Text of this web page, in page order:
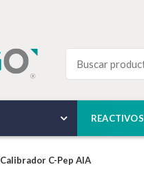
REACTIVOS
Calibrador C-Pep AIA